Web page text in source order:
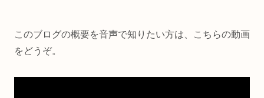
このブログの概要を音声で知りたい方は、こちらの動画
をどうぞ。